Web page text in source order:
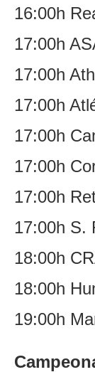
16:00h
17:00h
17:00h
17:00h
17:00h
17:00h
17:00h
17:00h S.
18:00h
18:00h
19:00h